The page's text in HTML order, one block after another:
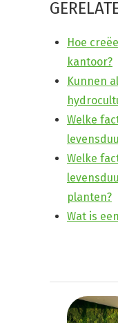
Hoe
kantoor?
Kunnen
Welke
Welke
planten?
Wat is